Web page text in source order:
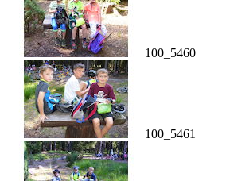
100_5460
100_5461